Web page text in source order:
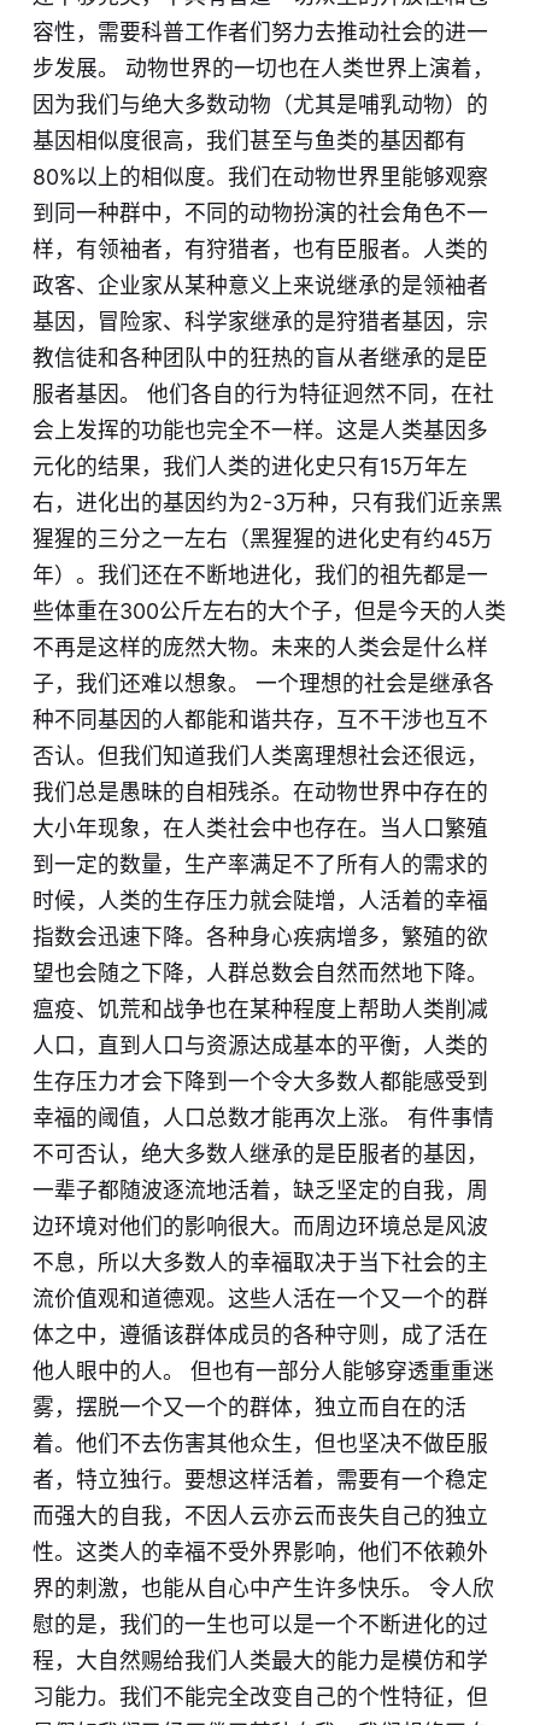
容性，需要科普工作者们努力去推动社会的进一
步发展。 动物世界的一切也在人类世界上演着，
因为我们与绝大多数动物（尤其是哺乳动物）的
基因相似度很高，我们甚至与鱼类的基因都有
80%以上的相似度。我们在动物世界里能够观察
到同一种群中，不同的动物扮演的社会角色不一
样，有领袖者，有狩猎者，也有臣服者。人类的
政客、企业家从某种意义上来说继承的是领袖者
基因，冒险家、科学家继承的是狩猎者基因，宗
教信徒和各种团队中的狂热的盲从者继承的是臣
服者基因。 他们各自的行为特征迥然不同，在社
会上发挥的功能也完全不一样。这是人类基因多
元化的结果，我们人类的进化史只有15万年左
右，进化出的基因约为2-3万种，只有我们近亲黑
猩猩的三分之一左右（黑猩猩的进化史有约45万
年）。我们还在不断地进化，我们的祖先都是一
些体重在300公斤左右的大个子，但是今天的人类
不再是这样的庞然大物。未来的人类会是什么样
子，我们还难以想象。 一个理想的社会是继承各
种不同基因的人都能和谐共存，互不干涉也互不
否认。但我们知道我们人类离理想社会还很远，
我们总是愚昧的自相残杀。在动物世界中存在的
大小年现象，在人类社会中也存在。当人口繁殖
到一定的数量，生产率满足不了所有人的需求的
时候，人类的生存压力就会陡增，人活着的幸福
指数会迅速下降。各种身心疾病增多，繁殖的欲
望也会随之下降，人群总数会自然而然地下降。
瘟疫、饥荒和战争也在某种程度上帮助人类削减
人口，直到人口与资源达成基本的平衡，人类的
生存压力才会下降到一个令大多数人都能感受到
幸福的阈值，人口总数才能再次上涨。 有件事情
不可否认，绝大多数人继承的是臣服者的基因，
一辈子都随波逐流地活着，缺乏坚定的自我，周
边环境对他们的影响很大。而周边环境总是风波
不息，所以大多数人的幸福取决于当下社会的主
流价值观和道德观。这些人活在一个又一个的群
体之中，遵循该群体成员的各种守则，成了活在
他人眼中的人。 但也有一部分人能够穿透重重迷
雾，摆脱一个又一个的群体，独立而自在的活
着。他们不去伤害其他众生，但也坚决不做臣服
者，特立独行。要想这样活着，需要有一个稳定
而强大的自我，不因人云亦云而丧失自己的独立
性。这类人的幸福不受外界影响，他们不依赖外
界的刺激，也能从自心中产生许多快乐。 令人欣
慰的是，我们的一生也可以是一个不断进化的过
程，大自然赐给我们人类最大的能力是模仿和学
习能力。我们不能完全改变自己的个性特征，但